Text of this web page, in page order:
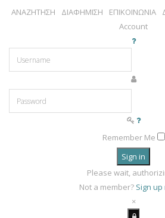
ΑΝΑΖΗΤΗΣΗ ΔΙΑΦΗΜΙΣΗ ΕΠΙΚΟΙΝΩΝΙΑ
Account
Remember Me
Sign in
Please wait,
Not a member? Sign
×